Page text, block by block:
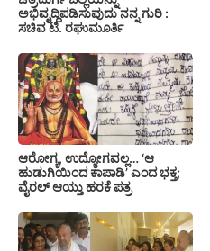
ಅಭಿವೃದ್ದಿಪಡಿಸುವುದು ನನ್ನ ಗುರಿ :
ಸಚಿವ ಟಿ. ರಘುಮೂರ್ತಿ
ಆರೋಗ್ಯ, ಉದ್ಯೋಗವಲ್ಲ… ‘ಆ
ಹುಡುಗಿಯಿಂದ ಕಾಪಾಡಿ’ ಎಂದ ಭಕ್ತ;
ವೈರಲ್ ಆಯ್ತು ಹರಕೆ ಪತ್ರ